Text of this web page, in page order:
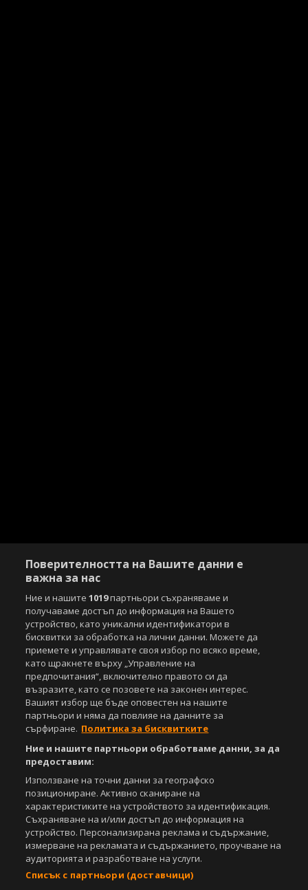
Поверителността на Вашите данни е
важна за нас
Ние и нашите1019партньори съхраняваме и
получаваме достъп до информация на Вашето
устройство, като уникални идентификатори в
бисквитки за обработка на лични данни. Можете да
приемете и управлявате своя избор по всяко време,
като щракнете върху „Управление на
предпочитания“, включително правото си да
възразите, като се позовете на законен интерес.
Вашият избор ще бъде оповестен на нашите
партньори и няма да повлияе на данните за
сърфиране. Политика за бисквитките
Ние и нашите партньори обработваме данни, за да
предоставим:
Използване на точни данни за географско
позициониране. Активно сканиране на
характеристиките на устройството за идентификация.
Съхраняване на и/или достъп до информация на
устройство. Персонализирана реклама и съдържание,
измерване на рекламата и съдържанието, проучване на
аудиторията и разработване на услуги.
Списък с партньори (доставчици)